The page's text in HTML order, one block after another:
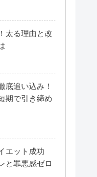
太る理由と改
底追い込み！
期で引き締め
エット成功
と罪悪感ゼロ